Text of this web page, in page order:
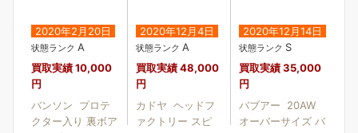
2020年2月20日
状態ランク A
買取実績10,000
円
バンソン プロテ
クター入り 裏ボア
2020年12月4日
状態ランク A
買取実績48,000
円
カドヤ ヘッドフ
ァクトリー スピ
2020年12月14日
状態ランク S
買取実績35,000
円
バブアー 20AW
オーバーサイズ バ